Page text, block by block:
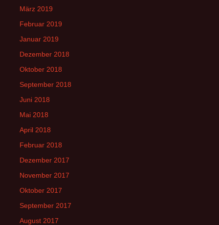
März 2019
Februar 2019
Januar 2019
Dezember 2018
Oktober 2018
September 2018
Juni 2018
Mai 2018
April 2018
Februar 2018
Dezember 2017
November 2017
Oktober 2017
September 2017
August 2017